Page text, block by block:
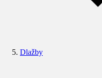
Dlažby